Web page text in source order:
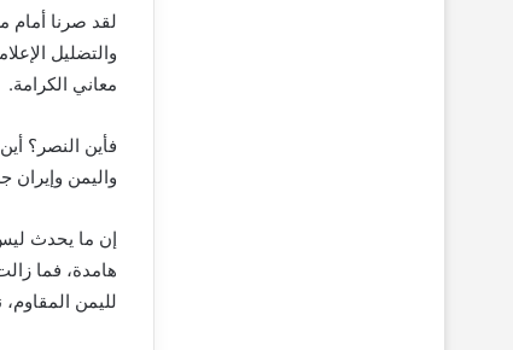
لقد صرنا أمام
والتضليل
معاني الكرامة.
فأين النصر؟
واليمن
إن ما يحدث
هامدة، فما
لليمن